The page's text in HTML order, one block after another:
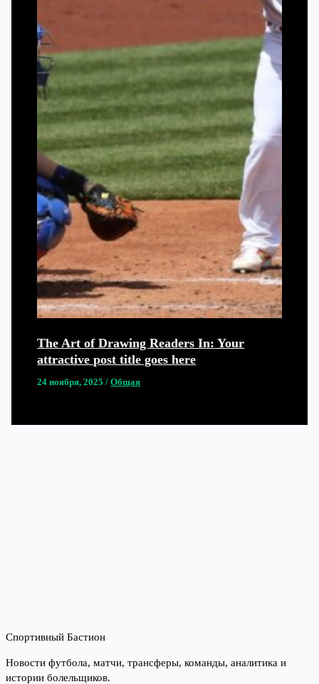
The Art of Drawing Readers In: Your
attractive post title goes here
24 ноября, 2025/Общая
Спортивный Бастион
Новости футбола, матчи, трансферы, команды, аналитика и
истории болельщиков.